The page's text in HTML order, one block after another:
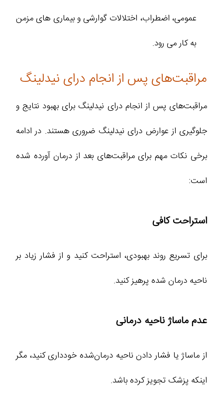
عمومی، اضطراب، اختلالات گوارشی و بیماری‌ های مزمن
به کار می‌ رود.
مراقبت‌های پس از انجام درای نیدلینگ
مراقبت‌های پس از انجام درای نیدلینگ برای بهبود نتایج و
جلوگیری از عوارض درای نیدلینگ ضروری هستند. در ادامه
برخی نکات مهم برای مراقبت‌های بعد از درمان آورده شده
است:
استراحت کافی
برای تسریع روند بهبودی، استراحت کنید و از فشار زیاد بر
ناحیه درمان‌ شده پرهیز کنید.
عدم ماساژ ناحیه درمانی
از ماساژ یا فشار دادن ناحیه درمان‌شده خودداری کنید، مگر
اینکه پزشک تجویز کرده باشد.